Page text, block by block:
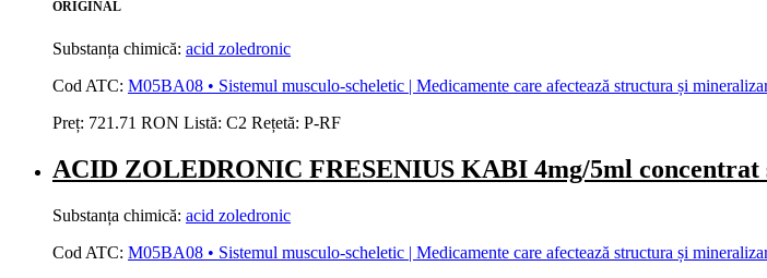
ORIGINAL
Substanța chimică: acid zoledronic
Cod ATC: M05BA08 • Sistemul musculo-scheletic | Medicamente care afectează structura și
Preț: 721.71 RON Listă: C2 Rețetă: P-RF
ACID ZOLEDRONIC FRESENIUS KABI 4mg/5ml concentrat
Substanța chimică: acid zoledronic
Cod ATC: M05BA08 • Sistemul musculo-scheletic | Medicamente care afectează structura și